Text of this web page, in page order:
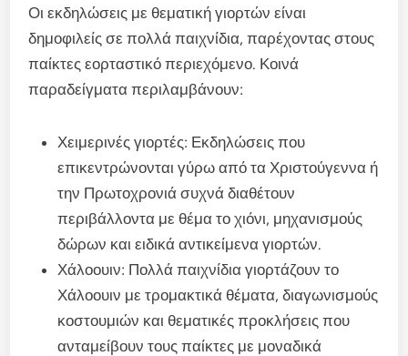
Οι εκδηλώσεις με θεματική γιορτών είναι
δημοφιλείς σε πολλά παιχνίδια, παρέχοντας στους
παίκτες εορταστικό περιεχόμενο. Κοινά
παραδείγματα περιλαμβάνουν:
Χειμερινές γιορτές: Εκδηλώσεις που
επικεντρώνονται γύρω από τα Χριστούγεννα ή
την Πρωτοχρονιά συχνά διαθέτουν
περιβάλλοντα με θέμα το χιόνι, μηχανισμούς
δώρων και ειδικά αντικείμενα γιορτών.
Χάλοουιν: Πολλά παιχνίδια γιορτάζουν το
Χάλοουιν με τρομακτικά θέματα, διαγωνισμούς
κοστουμιών και θεματικές προκλήσεις που
ανταμείβουν τους παίκτες με μοναδικά